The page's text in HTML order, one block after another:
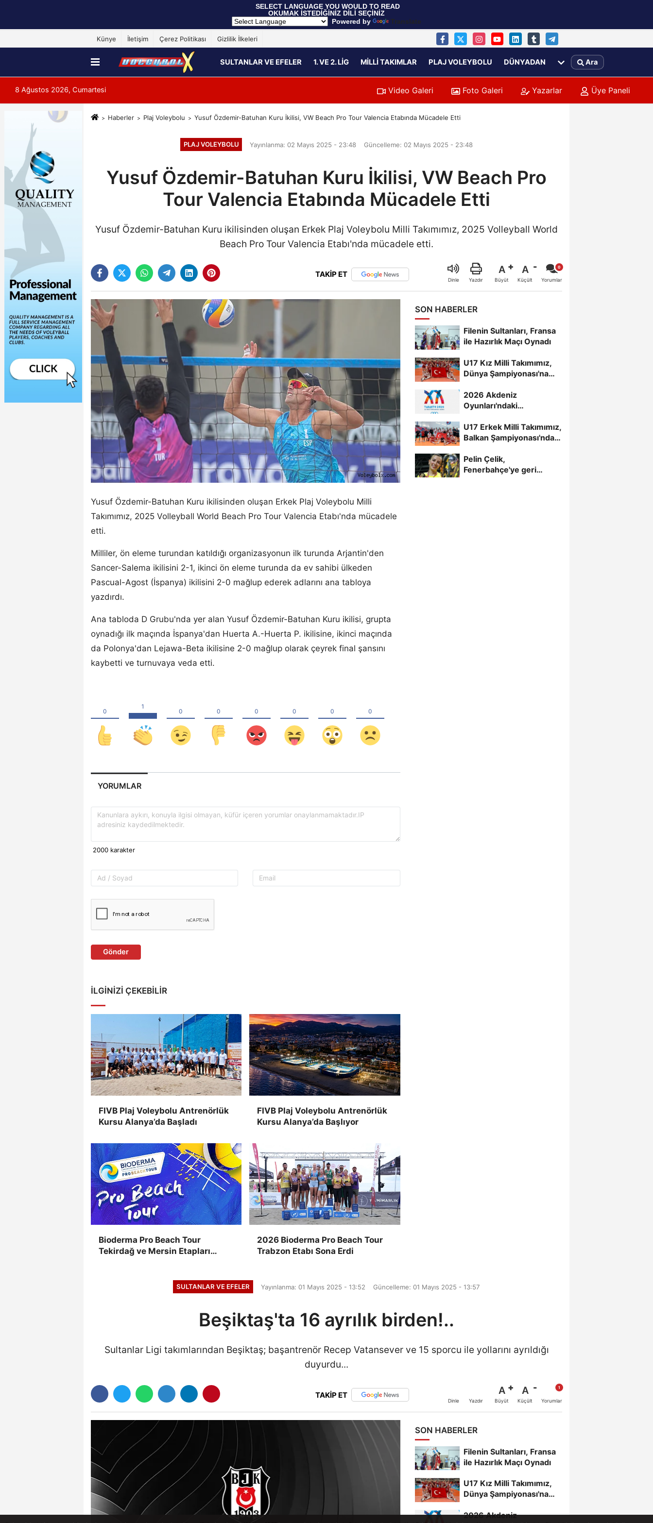
SELECT LANGUAGE YOU WOULD TO READ
OKUMAK İSTEDİĞİNİZ DİLİ SEÇİNİZ
Powered by
Translate
Künye İletişim Çerez Politikası Gizlilik İlkeleri
SULTANLAR VE EFELER 1. VE 2. LIG MILLI TAKIMLAR PLAJ VOLEYBOLU DÜNYADAN Ara
8 Ağustos 2026, Cumartesi Video Galeri Foto Galeri Yazarlar Üye Paneli
Haberler Plaj Voleybolu Yusuf Özdemir-Batuhan Kuru İkilisi, VW Beach Pro Tour Valencia Etabında Mücadele Etti
PLAJ VOLEYBOLU Yayınlanma: 02 Mayıs 2025 - 23:48 Güncelleme: 02 Mayıs 2025 - 23:48
Yusuf Özdemir-Batuhan Kuru İkilisi, VW Beach Pro
Tour Valencia Etabında Mücadele Etti
Yusuf Özdemir-Batuhan Kuru ikilisinden oluşan Erkek Plaj Voleybolu Milli Takımımız, 2025 Volleyball World
Beach Pro Tour Valencia Etabı'nda mücadele etti.
TAKİP ET
Dinle Yazdır
A
Büyüt
A
Küçült Yorumlar
Yusuf Özdemir-Batuhan Kuru ikilisinden oluşan Erkek Plaj Voleybolu Milli
Takımımız, 2025 Volleyball World Beach Pro Tour Valencia Etabı'nda mücadele
etti.
Milliler, ön eleme turundan katıldığı organizasyonun ilk turunda Arjantin'den
Sancer-Salema ikilisini 2-1, ikinci ön eleme turunda da ev sahibi ülkeden
Pascual-Agost (İspanya) ikilisini 2-0 mağlup ederek adlarını ana tabloya
yazdırdı.
Ana tabloda D Grubu'nda yer alan Yusuf Özdemir-Batuhan Kuru ikilisi, grupta
oynadığı ilk maçında İspanya'dan Huerta A.-Huerta P. ikilisine, ikinci maçında
da Polonya'dan Lejawa-Beta ikilisine 2-0 mağlup olarak çeyrek final şansını
kaybetti ve turnuvaya veda etti.
YORUMLAR
Gönder
İLGINIZI ÇEKEBILIR
FIVB Plaj Voleybolu Antrenörlük
Kursu Alanya’da Başladı
FIVB Plaj Voleybolu Antrenörlük
Kursu Alanya’da Başlıyor
Bioderma Pro Beach Tour
Tekirdağ ve Mersin Etapları
2026 Bioderma Pro Beach Tour
Trabzon Etabı Sona Erdi
SON HABERLER
Filenin Sultanları, Fransa
ile Hazırlık Maçı Oynadı
U17 Kız Milli Takımımız,
Dünya Şampiyonası'na
2026 Akdeniz
Oyunları'ndaki
U17 Erkek Milli Takımımız,
Balkan Şampiyonası'nda
Pelin Çelik,
Fenerbahçe'ye geri
SULTANLAR VE EFELER Yayınlanma: 01 Mayıs 2025 - 13:52 Güncelleme: 01 Mayıs 2025 - 13:57
Beşiktaş'ta 16 ayrılık birden!..
Sultanlar Ligi takımlarından Beşiktaş; başantrenör Recep Vatansever ve 15 sporcu ile yollarını ayrıldığı
duyurdu...
TAKİP ET
Dinle Yazdır
A
Büyüt
A
Küçült Yorumlar
SON HABERLER
Filenin Sultanları, Fransa
ile Hazırlık Maçı Oynadı
U17 Kız Milli Takımımız,
Dünya Şampiyonası'na
2026 Akdeniz